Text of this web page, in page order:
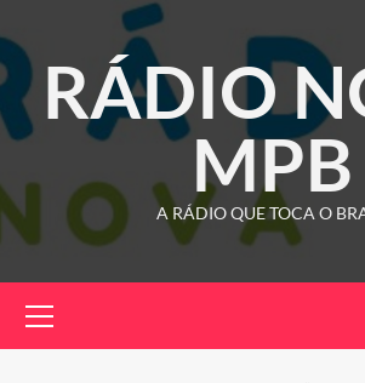
to
contentRÁDIO
MPB
A RÁDIO QUE TOCA O
Menu